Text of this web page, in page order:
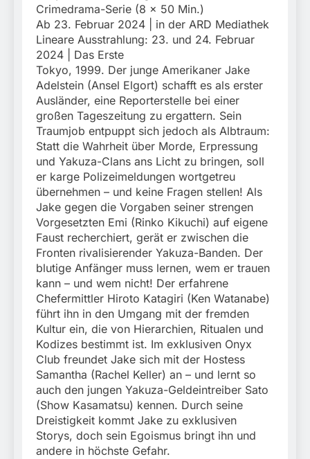
Crimedrama-Serie (8 x 50 Min.)
Ab 23. Februar 2024 | in der ARD Mediathek
Lineare Ausstrahlung: 23. und 24. Februar
2024 | Das Erste
Tokyo, 1999. Der junge Amerikaner Jake
Adelstein (Ansel Elgort) schafft es als erster
Ausländer, eine Reporterstelle bei einer
großen Tageszeitung zu ergattern. Sein
Traumjob entpuppt sich jedoch als Albtraum:
Statt die Wahrheit über Morde, Erpressung
und Yakuza-Clans ans Licht zu bringen, soll
er karge Polizeimeldungen wortgetreu
übernehmen – und keine Fragen stellen! Als
Jake gegen die Vorgaben seiner strengen
Vorgesetzten Emi (Rinko Kikuchi) auf eigene
Faust recherchiert, gerät er zwischen die
Fronten rivalisierender Yakuza-Banden. Der
blutige Anfänger muss lernen, wem er trauen
kann – und wem nicht! Der erfahrene
Chefermittler Hiroto Katagiri (Ken Watanabe)
führt ihn in den Umgang mit der fremden
Kultur ein, die von Hierarchien, Ritualen und
Kodizes bestimmt ist. Im exklusiven Onyx
Club freundet Jake sich mit der Hostess
Samantha (Rachel Keller) an – und lernt so
auch den jungen Yakuza-Geldeintreiber Sato
(Show Kasamatsu) kennen. Durch seine
Dreistigkeit kommt Jake zu exklusiven
Storys, doch sein Egoismus bringt ihn und
andere in höchste Gefahr.